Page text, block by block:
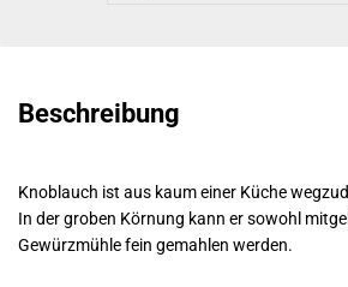
Beschreibung
Knoblauch ist aus kaum einer Küche
In der groben Körnung kann er sowohl
Gewürzmühle fein gemahlen werden.